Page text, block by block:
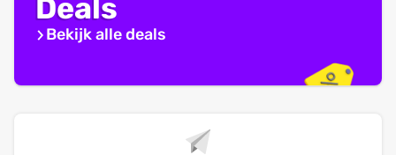
Deals
Bekijk alle deals